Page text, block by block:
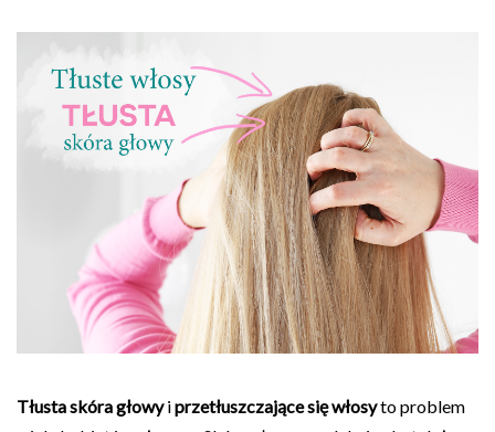
Tłusta skóra głowyiprzetłuszczające się włosyto problem